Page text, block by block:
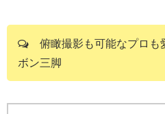
俯瞰撮影も可能なプロも
ボン三脚